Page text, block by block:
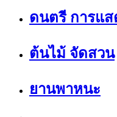
ดนตรี การแส
ต้นไม้ จัดสวน
ยานพาหนะ